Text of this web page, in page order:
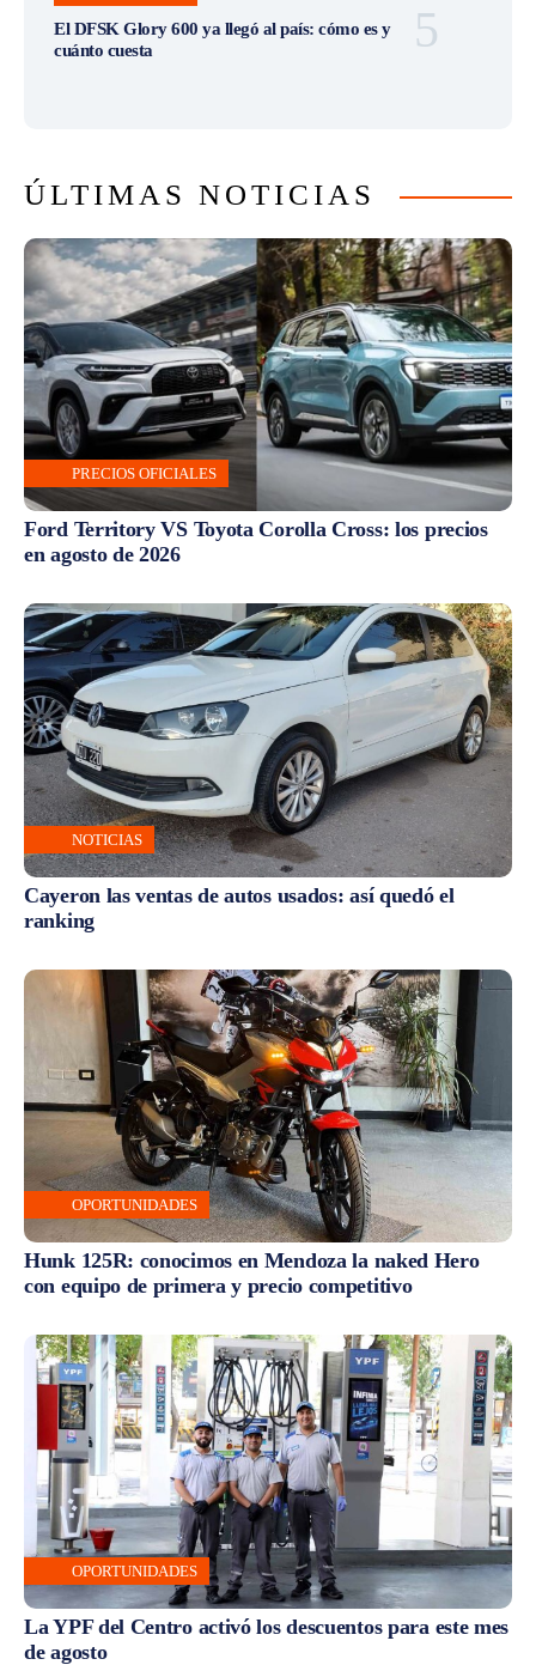
El DFSK Glory 600 ya llegó al país: cómo es y
cuánto cuesta
ÚLTIMAS NOTICIAS
PRECIOS OFICIALES
Ford Territory VS Toyota Corolla Cross: los precios
en agosto de 2026
NOTICIAS
Cayeron las ventas de autos usados: así quedó el
ranking
OPORTUNIDADES
Hunk 125R: conocimos en Mendoza la naked Hero
con equipo de primera y precio competitivo
OPORTUNIDADES
La YPF del Centro activó los descuentos para este mes
de agosto